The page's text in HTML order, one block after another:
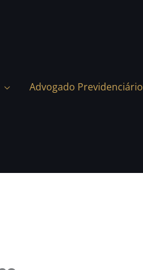
Advogado Previdenciário